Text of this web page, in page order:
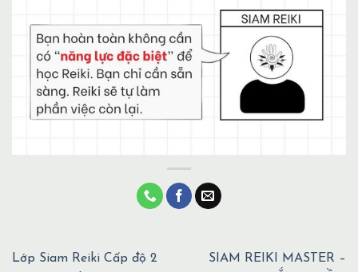
Lớp Siam Reiki Cấp độ 2
SIAM REIKI MASTER –